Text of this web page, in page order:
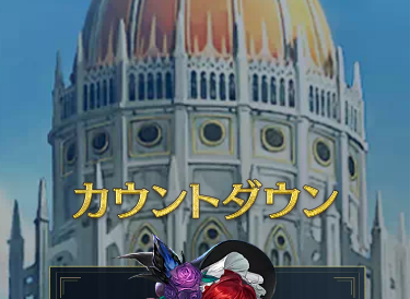
カウン
話せ
記念イベ
期